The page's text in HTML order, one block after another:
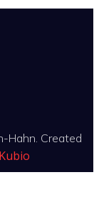
Hahn. Created
Kubio